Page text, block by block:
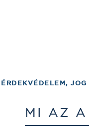
ÉRDEKVÉDELEM, JOG
MI AZ A